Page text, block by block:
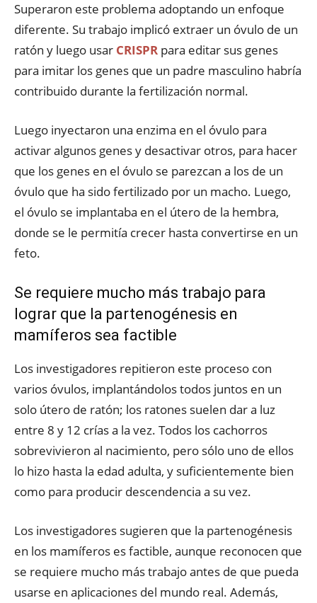
Superaron este problema adoptando un enfoque
diferente. Su trabajo implicó extraer un óvulo de un
ratón y luego usar CRISPR para editar sus genes
para imitar los genes que un padre masculino habría
contribuido durante la fertilización normal.
Luego inyectaron una enzima en el óvulo para
activar algunos genes y desactivar otros, para hacer
que los genes en el óvulo se parezcan a los de un
óvulo que ha sido fertilizado por un macho. Luego,
el óvulo se implantaba en el útero de la hembra,
donde se le permitía crecer hasta convertirse en un
feto.
Se requiere mucho más trabajo para
lograr que la partenogénesis en
mamíferos sea factible
Los investigadores repitieron este proceso con
varios óvulos, implantándolos todos juntos en un
solo útero de ratón; los ratones suelen dar a luz
entre 8 y 12 crías a la vez. Todos los cachorros
sobrevivieron al nacimiento, pero sólo uno de ellos
lo hizo hasta la edad adulta, y suficientemente bien
como para producir descendencia a su vez.
Los investigadores sugieren que la partenogénesis
en los mamíferos es factible, aunque reconocen que
se requiere mucho más trabajo antes de que pueda
usarse en aplicaciones del mundo real. Además,